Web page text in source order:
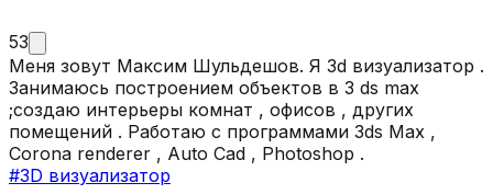
53
Меня зовут Максим Шульдешов. Я 3d визуализатор .
Занимаюсь построением объектов в 3 ds max
;создаю интерьеры комнат , офисов , других
помещений . Работаю с программами 3ds Max ,
Corona renderer , Auto Cad , Photoshop .
#3D визуализатор